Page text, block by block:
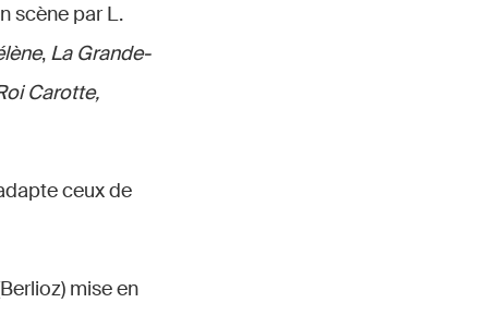
scène par L.
, La Grande-
Carotte,
ceux de
mise en